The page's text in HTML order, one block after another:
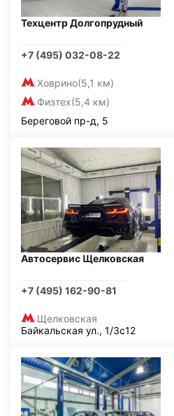
Техцентр Долгопрудный
+7 (495) 032-08-22
Ховрино(5,1 км)
Физтех(5,4 км)
Береговой пр-д, 5
Автосервис Щелковская
+7 (495) 162-90-81
Щелковская
Байкальская ул., 1/3с12